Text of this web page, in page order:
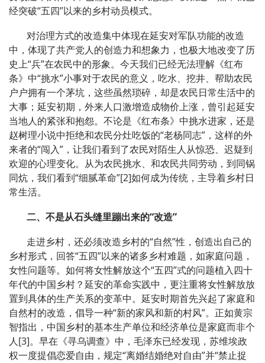
经突破“五四”以来的乡村动员模式。
对治理方式的改造集中体现在延安对军队功能的改造
中，体现了共产党人的创造力和想象力，也极大地改变了历
史上“兵”在农民中的形象。今天我们已经无法理解《红布
条》中“挑水”小事对于农民的意义，吃水、挖井、帮助农民
户户拥有一个茅坑，这些虽然琐碎，却是农民日常生活中的
大事；延安初期，外来人口激增造成物价上涨，曾引起延安
当地人的紧张和抱怨。不论是《红布条》中挑水进家，还是
赵树理小说中拒绝和农民分灶吃饭的“老杨同志”，这样的外
来者的“闯入”，让我们看到了农民对陌生人从惊恐、迟疑到
欢迎的心理变化。从为农民挑水、和农民共同劳动，到同锅
同炕，我们看到“细腻革命”[2]如何成为传统，主导着乡村日
常生活。
二、不是从石头缝里蹦出来的“改造”
走进乡村，还必须改造乡村的“自然”性，创造出自己的
乡村形式，回答“五四”以来的诸多乡村难题，如家庭问题，
女性问题等。如何将女性解放这个“五四”式的问题植入四十
年代的中国乡村？延安的革命实践中，更注重将女性解放放
置到具体的生产关系的变革中。延安时期首先兴起了家庭和
自然村的改造，倡导一种“新的家风和新的村风”。正如黄宗
智指出，中国乡村的基本生产单位和经济单位是家庭而非个
人[3]。早在《寻乌调查》中，毛泽东已经发现，苏维埃政
权一度提倡恋爱自由，规定“离婚结婚绝对自由”并“禁止捉